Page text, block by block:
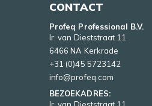
CONTACT
Profeq Professional B.V.
Ir. van Dieststraat 11
6466 NA Kerkrade
+31 (0)45 5723142
info@profeq.com
BEZOEKADRES: